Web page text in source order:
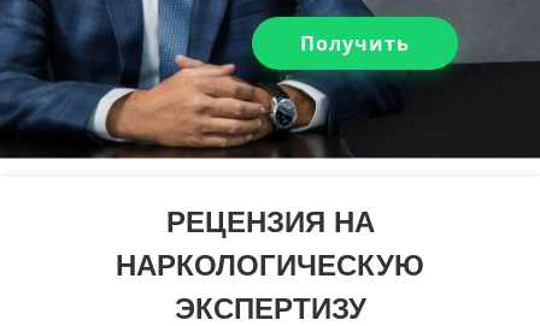
Получить
РЕЦЕНЗИЯ НА
НАРКОЛОГИЧЕСКУЮ
ЭКСПЕРТИЗУ